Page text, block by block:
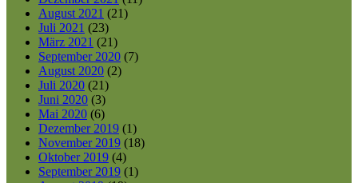
August 2021 (21)
Juli 2021 (23)
März 2021 (21)
September 2020 (7)
August 2020 (2)
Juli 2020 (21)
Juni 2020 (3)
Mai 2020 (6)
Dezember 2019 (1)
November 2019 (18)
Oktober 2019 (4)
September 2019 (1)